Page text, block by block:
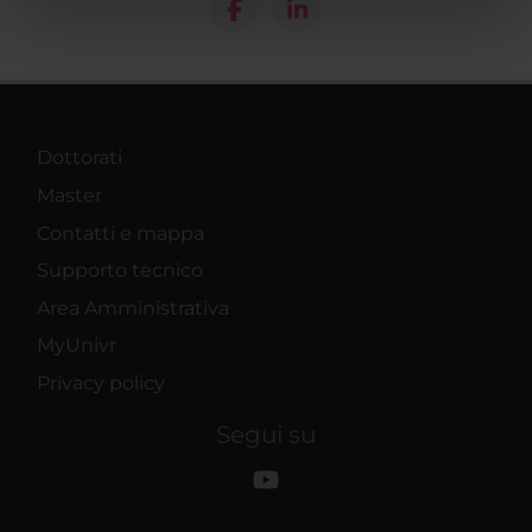
nostri partner che si occupano di analisi dei dati web,
Dottorati
Master
Contatti e mappa
Supporto tecnico
Area Amministrativa
MyUnivr
Privacy policy
Segui su